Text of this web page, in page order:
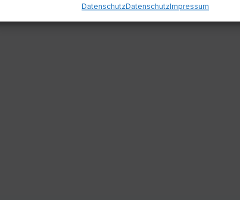
DatenschutzDatenschutzImpressum